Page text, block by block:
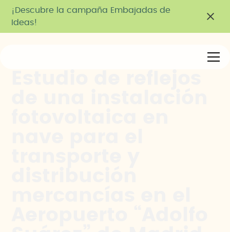
¡Descubre la campaña Embajadas de
Ideas!